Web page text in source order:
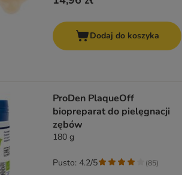
Dodaj do koszyka
ProDen PlaqueOff
biopreparat do pielęgnacji
zębów
180 g
Pusto: 4.2/5 (85)